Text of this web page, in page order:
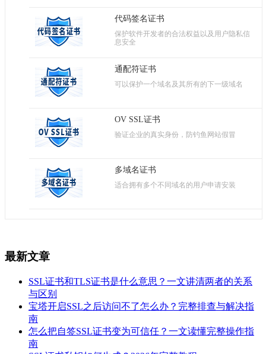
代码签名证书
保护软件开发者的合法权益以及用户隐私信
息安全
通配符证书
可以保护一个域名及其所有的下一级域名
OV SSL证书
验证企业的真实身份，防钓鱼网站假冒
多域名证书
适合拥有多个不同域名的用户申请安装
最新文章
SSL证书和TLS证书是什么意思？一文讲清两者的关系
与区别
宝塔开启SSL之后访问不了怎么办？完整排查与解决指
南
怎么把自签SSL证书变为可信任？一文读懂完整操作指
南